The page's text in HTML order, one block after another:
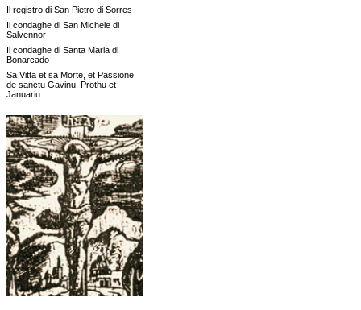
Il registro di San Pietro di Sorres
Il condaghe di San Michele di
Salvennor
Il condaghe di Santa Maria di
Bonarcado
Sa Vitta et sa Morte, et Passione
de sanctu Gavinu, Prothu et
Januariu